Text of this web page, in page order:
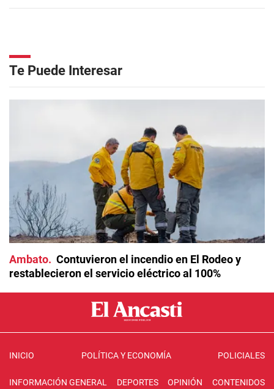
Te Puede Interesar
Ambato
Contuvieron el incendio en El Rodeo y
restablecieron el servicio eléctrico al 100%
INICIO POLÍTICA Y ECONOMÍA POLICIALES
INFORMACIÓN GENERAL DEPORTES OPINIÓN CONTENIDOS